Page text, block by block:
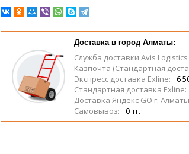
Доставка в город Алматы:
Служба доставки Avis
Казпочта (Стандартная
Экспресс доставка Exline:
6
Стандартная доставка Exline:
Доставка Яндекс GO г.
Самовывоз:
0 тг.